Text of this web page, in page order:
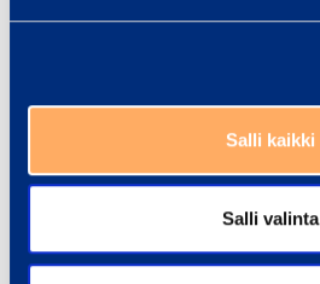
Salli kaikki
Salli valinta
Nostotyöskentel
Referenssit